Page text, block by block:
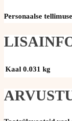
Personaalse
Kaal 0.031 kg